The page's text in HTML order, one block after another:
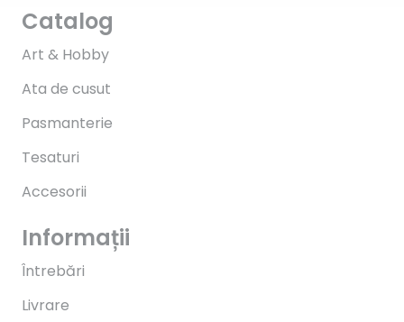
Catalog
Art & Hobby
Ata de cusut
Pasmanterie
Tesaturi
Accesorii
Informații
Întrebări
Livrare